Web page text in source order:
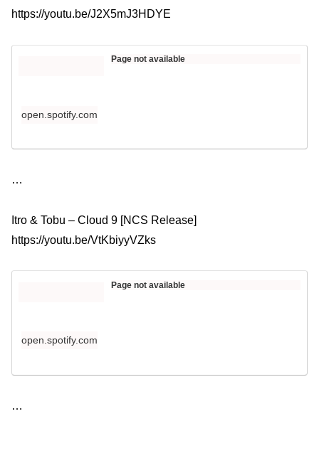
https://youtu.be/J2X5mJ3HDYE​
Page not available
open.spotify.com
​…
Itro & Tobu – Cloud 9 [NCS Release]
https://youtu.be/VtKbiyyVZks​
Page not available
open.spotify.com
​…